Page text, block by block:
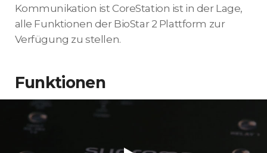
Kommunikation ist CoreStation ist in der Lage,
alle Funktionen der BioStar 2 Plattform zur
Verfügung zu stellen.
Funktionen